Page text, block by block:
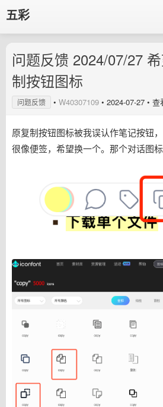
五彩
问题反馈 2024/07/27
制按钮图标
问题反馈 • W40307109 • 2024-07-27 • 查
原复制按钮图标被我误认作笔记按钮
很像便签，希望换一个。那个对话图